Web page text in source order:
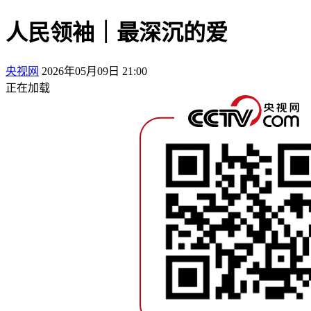
人民领袖｜最深沉的爱
央视网 2026年05月09日 21:00
正在加载